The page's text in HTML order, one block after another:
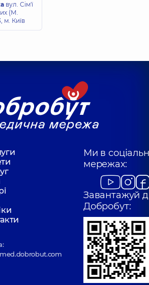
вул. Сім'ї
(М.
м. Київ
Ми в
мережах:
Завантажуй
Добробут: